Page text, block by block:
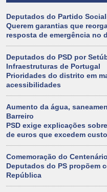
Deputados do Partido
Querem garantias que
resposta de emergência no
Deputados do PSD por
Infraestruturas de Portugal
Prioridades do distrito em
acessibilidades
Aumento da água,
Barreiro
PSD exige explicações
de euros que excedem custo
Comemoração do
Deputados do PS propõem
República